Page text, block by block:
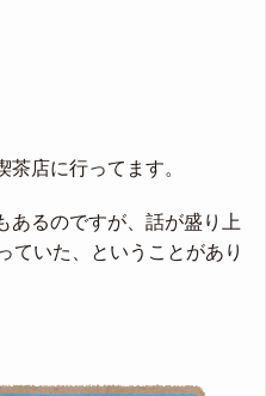
店に行ってます。
あるのですが、話が盛り上
ていた、ということがあり